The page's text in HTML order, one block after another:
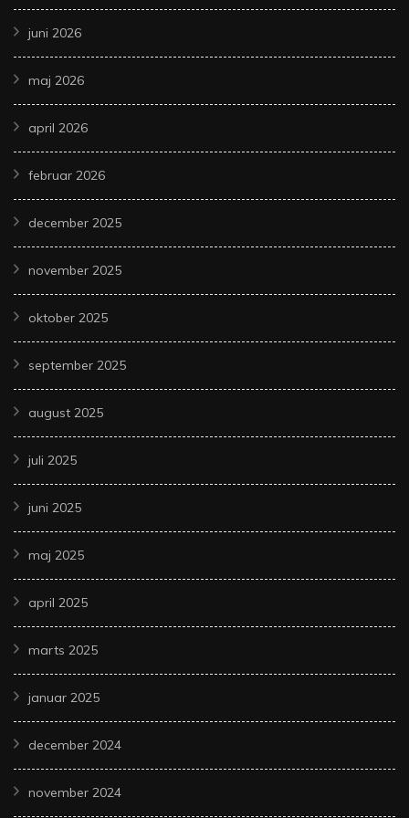
juni 2026
maj 2026
april 2026
februar 2026
december 2025
november 2025
oktober 2025
september 2025
august 2025
juli 2025
juni 2025
maj 2025
april 2025
marts 2025
januar 2025
december 2024
november 2024